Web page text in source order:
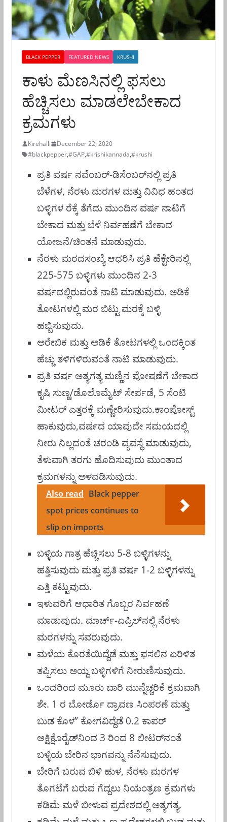
BLACK PEPPER FEATURED NEWS KRUSHI
ಕಾಳು ಮೆಣಸಿನಲ್ಲಿ ಫಸಲು
ಹೆಚ್ಚಿಸಲು ಮಾಡಲೇಬೇಕಾದ
ಕ್ರಮಗಳು
Kirehalli
December 22, 2020
#blackpepper,#GAP,#krishikannada,#krushi
ಪ್ರತಿ ವರ್ಷ ನವೆಂಬರ್‌-ಡಿಸೆಂಬರ್‌ನಲ್ಲಿ ಪ್ರತಿ
ಬೆಳೆಗಳ, ನೆರಳು ಮರಗಳ ಮತ್ತು ವಿವಿಧ ಹಂತದ
ಬಳ್ಳಿಗಳ ರೆಕ್ಕೆ ತೆಗೆದು ಮುಂದಿನ ವರ್ಷ ನಾಟಿಗೆ
ಬೇಕಾದ ಮತ್ತು ಬೆಳೆ ನಿರ್ವಹಣೆಗೆ ಬೇಕಾದ
ಯೋಜನೆ/ಚಿಂತನೆ ಮಾಡುವುದು.
ನೆರಳು ಮರದಸಂಖ್ಯೆ ಆಧರಿಸಿ ಪ್ರತಿ ಹೆಕ್ಟೇರಿನಲ್ಲಿ
225-575 ಬಳ್ಳಿಗಳು ಮುಂದಿನ 2-3
ವರ್ಷದಲ್ಲಿರುವಂತೆ ನಾಟಿ ಮಾಡುವುದು. ಅಡಿಕೆ
ತೋಟಗಳಲ್ಲಿ ಮರ ಬಿಟ್ಟು ಮರಕ್ಕೆ ಬಳ್ಳಿ
ಹಬ್ಬಿಸುವುದು.
ಅರೇಬಿಕ ಮತ್ತು ಅಡಿಕೆ ತೋಟಗಳಲ್ಲಿ ಒಂದಕ್ಕಿಂತ
ಹೆಚ್ಚು ತಳಿಗಳಿರುವಂತೆ ನಾಟಿ ಮಾಡುವುದು.
ಪ್ರತಿ ವರ್ಷ ಅತ್ಯಗತ್ಯ ಮಣ್ಣಿನ ಪೋಷಣೆಗೆ ಬೇಕಾದ
ಕೃಷಿ ಸುಣ್ಣ/ಡೊಲೊಮೈಟ್‌ ಸೇರ್ಪಡೆ, 5 ಸೆಂಟಿ
ಮೀಟರ್ ಎತ್ತರಕ್ಕೆ ಮಣ್ಣೇರಿಸುವುದು.ಕಾಂಪೋಸ್ಟ್
ಹಾಕುವುದು,ವರ್ಷದ ಯಾವುದೇ ಸಮಯದಲ್ಲಿ
ನೀರು ನಿಲ್ಲದಂತೆ ಚರಂಡಿ ವ್ಯವಸ್ಥೆ ಮಾಡುವುದು,
ತೆಳುವಾಗಿ ತರಗು ಹೊದಿಸುವುದು ಮುಂತಾದ
ಕ್ರಮಗಳನ್ನು ಅಳವಡಿಸುವುದು.
Also read Black pepper
spot prices continues to
slip on imports
ಬಳ್ಳಿಯ ಗಾತ್ರ ಹೆಚ್ಚಿಸಲು 5-8 ಬಳ್ಳಿಗಳನ್ನು
ಹತ್ತಿಸುವುದು ಮತ್ತು ಪ್ರತಿ ವರ್ಷ 1-2 ಬಳ್ಳಿಗಳನ್ನು
ಎತ್ತಿ ಕಟ್ಟುವುದು.
ಇಳುವರಿಗೆ ಆಧಾರಿತ ಗೊಬ್ಬರ ನಿರ್ವಹಣೆ
ಮಾಡುವುದು. ಮಾರ್ಚ್‌-ಏಪ್ರಿಲ್‌ನಲ್ಲಿ ನೆರಳು
ಮರಗಳನ್ನು ಸವರುವುದು.
ಮಳೆಯ ಕೊರತೆಯಿದ್ದೆಡೆ ಮತ್ತು ಫಸಲಿನ ಏರಿಳಿತ
ತಪ್ಪಿಸಲು ಅಯ್ದ ಬಳ್ಳಿಗಳಿಗೆ ನೀರುಣಿಸುವುದು.
ಒಂದರಿಂದ ಮೂರು ಬಾರಿ ಮುನ್ನೆಚ್ಚರಿಕೆ ಕ್ರಮವಾಗಿ
ಶೇ. 1 ರ ಬೋರ್ಡೊ ದ್ರಾವಣ ಸಿಂಪರಣೆ ಮತ್ತು
ಬುಡ ಕೊಳ” ಕೋಗವಿದ್ದೆಡೆ 0.2 ಕಾಪರ್‌
ಆಕ್ಷಿಕ್ಷೊರೈಡ್‌ನಿಂದ 3 ರಿಂದ 8 ಲೀಟರ್‌ನಂತೆ
ಬಳ್ಳಿಯ ಬೇರಿನ ಭಾಗವನ್ನು ನೆನೆಸುವುದು.
ಬೇರಿಗೆ ಬರುವ ಬಿಳಿ ಹುಳ, ನೆರಳು ಮರಗಳ
ತೊಗಟೆಗೆ ಬರುವ ಗೆದ್ದಲು ನಿಯಂತ್ರಣ ಕ್ರಮಗಳು
ಕಡಿಮೆ ಮಳೆ ಬೀಳುವ ಪ್ರದೇಶದಲ್ಲಿ ಅತ್ಯಗತ್ಯ.